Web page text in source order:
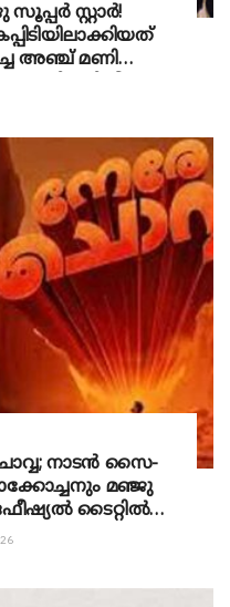
സ്റ്റാർ!
അഞ്ച് മണി
പരിശീലനം;
നാടൻ സൈ-
മഞ്ജു
ടൈറ്റിൽ